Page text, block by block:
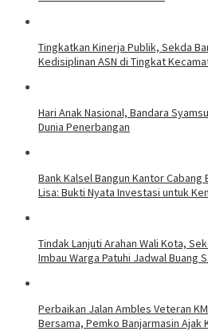
Tingkatkan Kinerja Publik, Sekda
Kedisiplinan ASN di Tingkat
Hari Anak Nasional, Bandara
Dunia Penerbangan
Bank Kalsel Bangun Kantor
Lisa: Bukti Nyata Investasi untuk
Tindak Lanjuti Arahan Wali Kota,
Imbau Warga Patuhi Jadwal Buang
Perbaikan Jalan Ambles Veteran
Bersama, Pemko Banjarmasin Ajak